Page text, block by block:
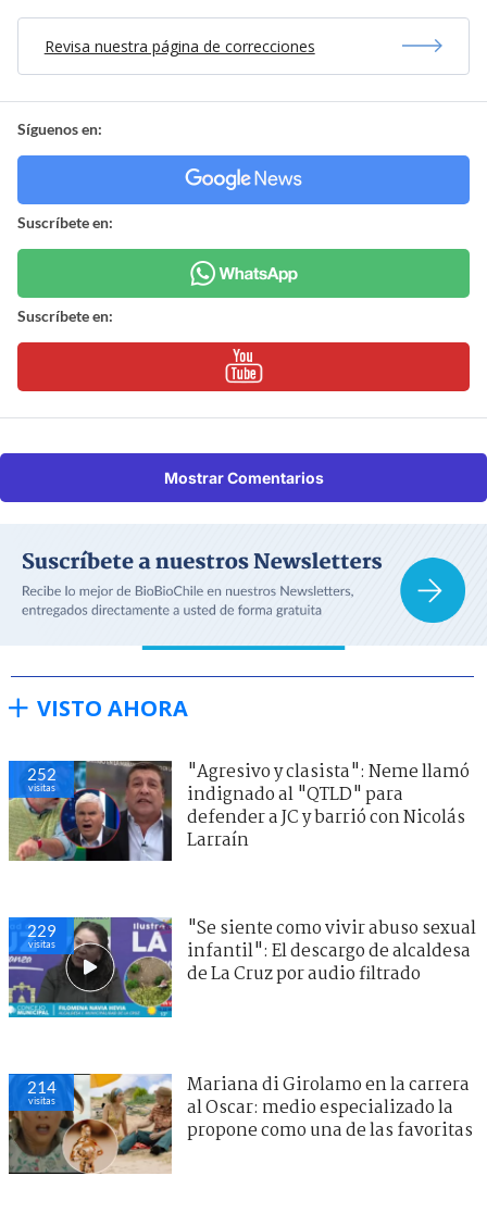
Revisa nuestra página de correcciones
Síguenos en:
Suscríbete en:
Suscríbete en:
Mostrar Comentarios
VISTO AHORA
252
visitas
"Agresivo y clasista": Neme llamó
indignado al "QTLD" para
defender a JC y barrió con Nicolás
Larraín
229
visitas
"Se siente como vivir abuso sexual
infantil": El descargo de alcaldesa
de La Cruz por audio filtrado
214
visitas
Mariana di Girolamo en la carrera
al Oscar: medio especializado la
propone como una de las favoritas